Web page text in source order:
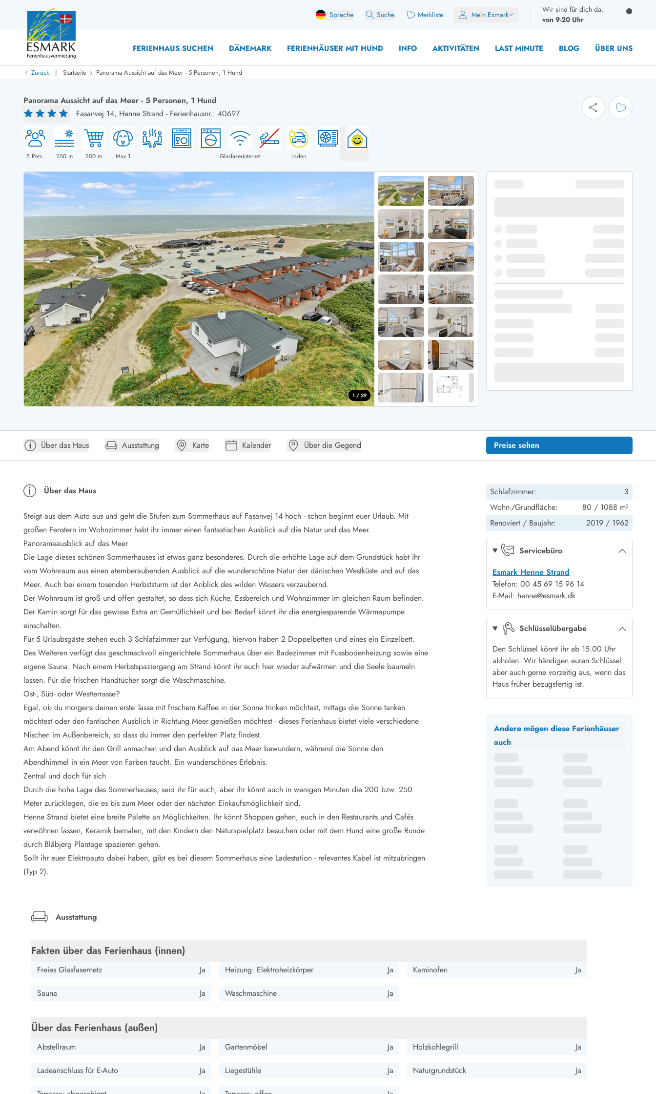
Sprache Suche Merkliste Mein Esmark
Wir sind für dich da.
von 9-20 Uhr
FERIENHAUS SUCHEN DÄNEMARK FERIENHÄUSER MIT HUND INFO AKTIVITÄTEN LAST MINUTE BLOG ÜBER UNS
Last Minute
Last Minute
Neu bei uns!
Neue Ferienhäuser bei ESMARK Ferienhäuser mit PoolFerienhäuser mit Hund
Neurenovierte Ferienhäuser
Ferienhäuser mit Endreinigung inklusive
Ferienhäuser dicht am Strand
Ferienhäuser neu gebaut
Ferienhäuser mit Sauna
Ferienhäuser Nicht-Raucher
Ferienhäuser mit Aussicht
Ferienhäuser mit Freitagswechsel
Ferienhäuser für Angler
Ferienhäuser mit Sonntagswechsel
Ferienhäuser mit Aktivitätsraum
Ferienhäuser mit Ladestation (E-Auto)
Luxus Ferienhäuser
Ferienhäuser mit Nebensaionrabatt
Ferienhaus für 2 Personen
Ferienhaus für 4 Personen
Ferienhaus für 6 Personen
Ferienhaus für 8 Personen
Ferienhäuser im Frühjahr
Ferienhäuser im Sommer
Ferienhäuser im Herbst
Ferienhäuser im Winter
Ferienhäuser über Weihnachten
Ferienhäuser über Silvester
Ferienhäuser BjerregardFerienhäuser BlavandFerienhäuser Hvide SandeFerienhäuser Sondervig
Ferienhäuser Argab
Ferienhäuser in Arrild
Ferienhäuser Bjerregard
Ferienhäuser Blavand
Ferienhäuser Bork Havn
Ferienhäuser Fjand
Ferienhäuser Fanö
Ferienhäuser Graerup Strand
Ferienhäuser Haurvig
Ferienhäuser Henne Strand
Ferienhäuser Ho
Ferienhäuser Houstrup
Ferienhäuser Houvig
Ferienhäuser auf Holmsland Klit
Ferienhäuser in Holmsland
Ferienhäuser Hvide Sande
Ferienhäuser Jegum
Ferienhäuser Klegod
Ferienhäuser Lodbjerg Hede
Ferienhäuser Nr. Lyngvig
Ferienhäuser in Nymindegab
Ferienhäuser Römö
Ferienhäuser am Ringköbing Fjord
Ferienhäuser Sondervig
Ferienhäuser Skodbjerge
Ferienhäuser in Thorsminde
Ferienhäuser Vederso Klit
Ferienhäuser Vejers Strand
Ferienhäuser Vester Husby
Öffnungszeiten
Anreise
Ferienhaus ABC
Häufige Fragen zur Buchung
Verleihservice
Reisescheckliste
Endreinigung
Gutschein
Mietbedingungen
Reiseführer Dänemark
Tipps für Urlaub in Dänemark
Wetter in Dänemark
Saisonzeiten
Badesicherheit im Meer
Naturschutz
Webcam Dänemark
Ferienhauskatalog
Fotowettbewerb
Vorteile bei uns
Esmark KidsVIP
Esmark VIP - Partnervorteile und Rabatte
Preisgarantie
Keine Kaution
Gästebewertungen
Gratis WLAN
We love people
Esmark VIP Partnervorteile
Esmark KidsVIP
Urlaub am Strand
Indoorspielländer in Dänemark
Freizeitparks in Dänemark
Angeln in Dänemark
Minigolf spielen in Dänemark
Schwimmhallen und Badeländer
Golfen in Dänemark
Fahrradfahren in Dänemark
Zurück | Startseite Panorama Aussicht auf das Meer - 5 Personen, 1 Hund
Panorama Aussicht auf das Meer - 5 Personen, 1 Hund
Fasanvej 14, Henne Strand - Ferienhausnr.: 40697
5Pers. 250 m 200 m Max 1 Glasfaserinternet Laden
1 / 29
Über das Haus Ausstattung Karte Kalender Über die Gegend Preise sehen
Über das Haus
Steigt aus dem Auto aus und geht die Stufen zum Sommerhaus auf Fasanvej 14 hoch - schon beginnt euer Urlaub. Mit
großen Fenstern im Wohnzimmer habt ihr immer einen fantastischen Ausblick auf die Natur und das Meer.
Panoramaausblick auf das Meer
Die Lage dieses schönen Sommerhauses ist etwas ganz besonderes. Durch die erhöhte Lage auf dem Grundstück habt ihr
vom Wohnraum aus einen atemberaubenden Ausblick auf die wunderschöne Natur der dänischen Westküste und auf das
Meer. Auch bei einem tosenden Herbststurm ist der Anblick des wilden Wassers verzaubernd.
Der Wohnraum ist groß und offen gestaltet, so dass sich Küche, Essbereich und Wohnzimmer im gleichen Raum befinden.
Der Kamin sorgt für das gewisse Extra an Gemütlichkeit und bei Bedarf könnt ihr die energiesparende Wärmepumpe
einschalten.
Für 5 Urlaubsgäste stehen euch 3 Schlafzimmer zur Verfügung, hiervon haben 2 Doppelbetten und eines ein Einzelbett.
Des Weiteren verfügt das geschmackvoll eingerichtete Sommerhaus über ein Badezimmer mit Fussbodenheizung sowie eine
eigene Sauna. Nach einem Herbstspaziergang am Strand könnt ihr euch hier wieder aufwärmen und die Seele baumeln
lassen. Für die frischen Handtücher sorgt die Waschmaschine.
Ost-, Süd- oder Westterrasse?
Egal, ob du morgens deinen erste Tasse mit frischem Kaffee in der Sonne trinken möchtest, mittags die Sonne tanken
möchtest oder den fantischen Ausblich in Richtung Meer genießen möchtest - dieses Ferienhaus bietet viele verschiedene
Nischen im Außenbereich, so dass du immer den perfekten Platz findest.
Am Abend könnt ihr den Grill anmachen und den Ausblick auf das Meer bewundern, während die Sonne den
Abendhimmel in ein Meer von Farben taucht. Ein wunderschönes Erlebnis.
Zentral und doch für sich
Durch die hohe Lage des Sommerhauses, seid ihr für euch, aber ihr könnt auch in wenigen Minuten die 200 bzw. 250
Meter zurücklegen, die es bis zum Meer oder der nächsten Einkaufsmöglichkeit sind.
Henne Strand bietet eine breite Palette an Möglichkeiten. Ihr könnt Shoppen gehen, euch in den Restaurants und Cafés
verwöhnen lassen, Keramik bemalen, mit den Kindern den Naturspielplatz besuchen oder mit dem Hund eine große Runde
durch Blåbjerg Plantage spazieren gehen.
Sollt ihr euer Elektroauto dabei haben, gibt es bei diesem Sommerhaus eine Ladestation - relevantes Kabel ist mitzubringen
(Typ 2).
Schlafzimmer:
3
Wohn-/Grundfläche:
80 / 1088 m²
Renoviert / Baujahr: 2019 / 1962
Servicebüro
Esmark Henne Strand
Telefon: 00 45 69 15 96 14
E-Mail: henne@esmark.dk
Schlüsselübergabe
Den Schlüssel könnt ihr ab 15.00 Uhr
abholen. Wir händigen euren Schlüssel
aber auch gerne vorzeitig aus, wenn das
Haus früher bezugsfertig ist.
Andere mögen diese Ferienhäuser
auch
Ausstattung
Fakten über das Ferienhaus (innen)
Freies Glasfasernetz Ja Heizung: Elektroheizkörper Ja Kaminofen Ja
Sauna Ja Waschmaschine Ja
Über das Ferienhaus (außen)
Abstellraum Ja Gartenmöbel Ja Holzkohlegrill Ja
Ladeanschluss für E-Auto Ja Liegestühle Ja Naturgrundstück Ja